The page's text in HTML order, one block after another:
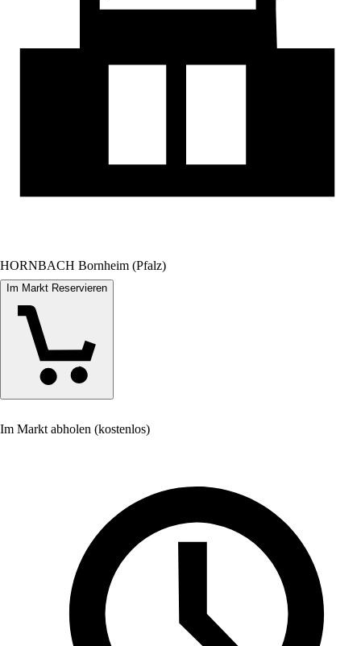
HORNBACH Bornheim (Pfalz)
Im Markt Reservieren
Im Markt abholen (kostenlos)